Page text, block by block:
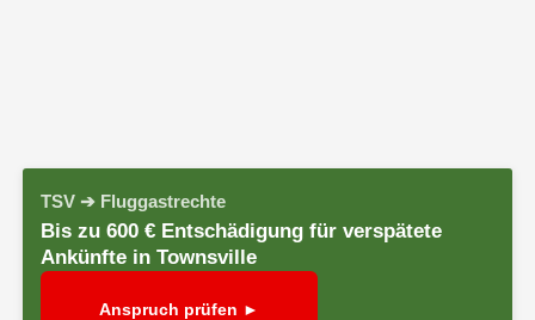
TSV ➔ Fluggastrechte
Bis zu 600 € Entschädigung für verspätete
Ankünfte in Townsville
Anspruch prüfen ►